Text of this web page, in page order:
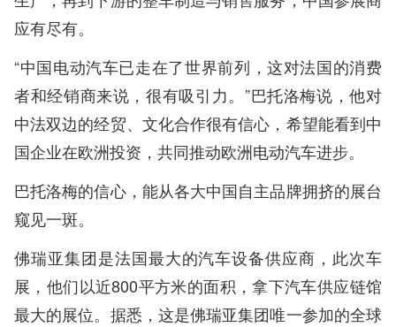
应有尽有。
“中国电动汽车已走在了世界前列，这对法国的消费
者和经销商来说，很有吸引力。”巴托洛梅说，他对
中法双边的经贸、文化合作很有信心，希望能看到中
国企业在欧洲投资，共同推动欧洲电动汽车进步。
巴托洛梅的信心，能从各大中国自主品牌拥挤的展台
窥见一斑。
佛瑞亚集团是法国最大的汽车设备供应商，此次车
展，他们以近800平方米的面积，拿下汽车供应链馆
最大的展位。据悉，这是佛瑞亚集团唯一参加的全球